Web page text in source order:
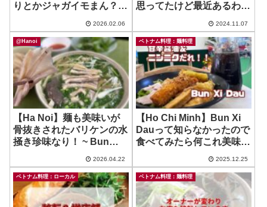
りとかジャガイモまん？！
Lanh
2026.02.06
思ってたけど最近あるわ
Cuon Ha Noi
2024.11.07
@Hanoi
【Ha Noi】麺も美味いが
骨抜きされたバリケンの水
掻き珍味なり！ ~ Bun
2026.04.22
ベトナム料理：麺料理
【Ho Chi Minh】Bun Xi
Dauって知らなかったので
食べてみたら何これ美味し
Xì Giun
2025.12.25
ベトナム料理：ローカル ベトナム料理：麺料理